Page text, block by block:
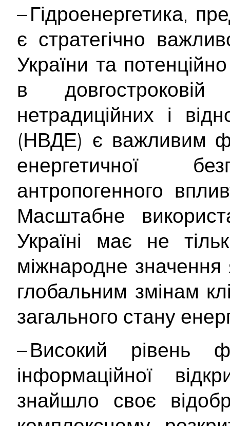
– Гідроенергетика,
є стратегічно
України та
в довгостроковій
нетрадиційних і
(НВДЕ) є важливим
енергетичної
антропогенного
Масштабне
Україні має не
міжнародне значення
глобальним змінам
загального стану
– Високий рівень
інформаційної
знайшло своє